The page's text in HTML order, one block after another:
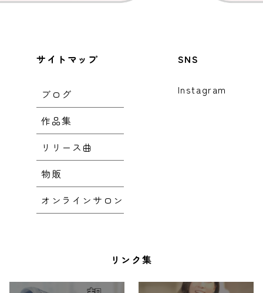
サイトマップ
ブログ
作品集
リリース曲
物販
オンラインサロン
SNS
Instagram
リンク集